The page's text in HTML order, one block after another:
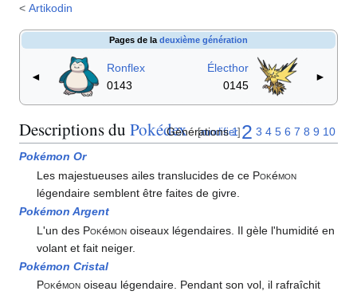
< Artikodin
Pages de la deuxième génération
◄
Ronflex
0143
Électhor
0145
►
Descriptions du Pokédex [modifier]
Générations 1 2 3 4 5 6 7 8 9 10
Pokémon Or
Les majestueuses ailes translucides de ce Pokémon
légendaire semblent être faites de givre.
Pokémon Argent
L'un des Pokémon oiseaux légendaires. Il gèle l'humidité en
volant et fait neiger.
Pokémon Cristal
Pokémon oiseau légendaire. Pendant son vol, il rafraîchit